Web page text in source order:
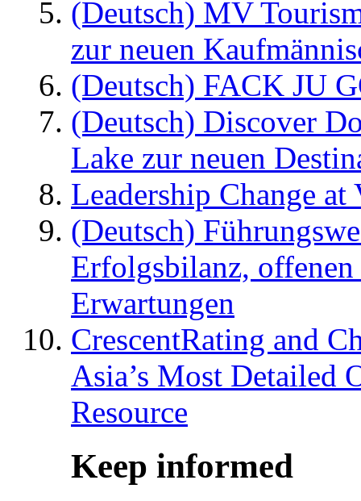
(Deutsch) MV
zur neuen
(Deutsch) FACK JU
(Deutsch) Discover
Lake zur neuen
Leadership Change
(Deutsch)
Erfolgsbilanz,
Erwartungen
CrescentRating and
Asia’s Most Detailed
Resource
Keep informed